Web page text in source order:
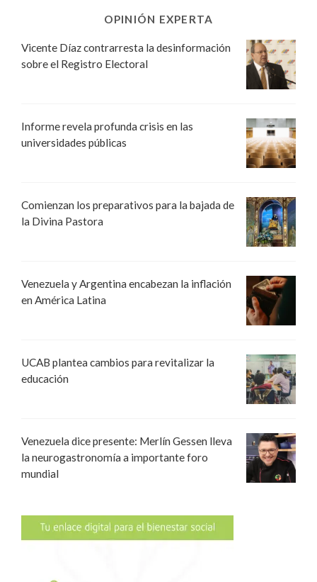
OPINIÓN EXPERTA
Vicente Díaz contrarresta la desinformación
sobre el Registro Electoral
Informe revela profunda crisis en las
universidades públicas
Comienzan los preparativos para la bajada de
la Divina Pastora
Venezuela y Argentina encabezan la inflación
en América Latina
UCAB plantea cambios para revitalizar la
educación
Venezuela dice presente: Merlín Gessen lleva
la neurogastronomía a importante foro
mundial